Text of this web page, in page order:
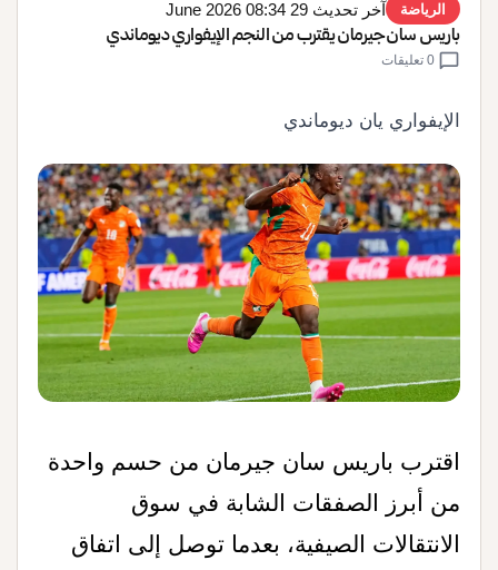
الرياضة آخر تحديث 29 June 2026 08:34
باريس سان جيرمان يقترب من النجم الإيفواري ديوماندي
chat_bubble
الإيفواري يان ديوماندي
اقترب باريس سان جيرمان من حسم واحدة
من أبرز الصفقات الشابة في سوق
الانتقالات الصيفية، بعدما توصل إلى اتفاق